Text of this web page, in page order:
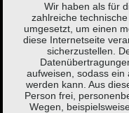
Wir haben als für
zahlreiche
umgesetzt, um einen
diese Internetseite
sicherzustellen.
aufweisen, sodass ein
werden kann. Aus
Person frei,
Wegen,